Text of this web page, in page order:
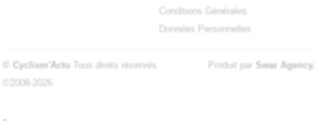
Conditions Générales
Données Personnelles
© Cyclism'Actu Tous droits réservés
©2008-2026
Produit par Swar Agency.
-